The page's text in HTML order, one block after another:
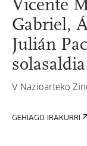
Vicente
Gabriel,
Julián
solasaldia
V Nazioarteko
GEHIAGO IRAKURRI